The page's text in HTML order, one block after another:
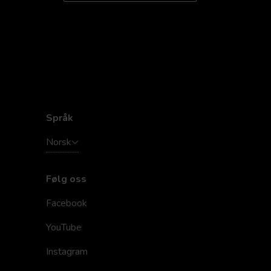
Språk
Norsk
Følg oss
Facebook
YouTube
Instagram